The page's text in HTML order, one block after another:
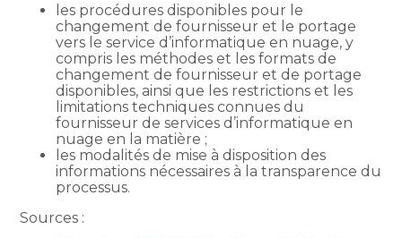
les procédures disponibles pour le
changement de fournisseur et le portage
vers le service d’informatique en nuage, y
compris les méthodes et les formats de
changement de fournisseur et de portage
disponibles, ainsi que les restrictions et les
limitations techniques connues du
fournisseur de services d’informatique en
nuage en la matière ;
les modalités de mise à disposition des
informations nécessaires à la transparence du
processus.
Sources :